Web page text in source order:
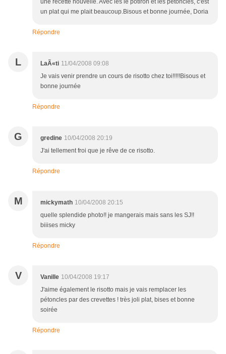
une recette nouvelle. Avec les le potiron et les pétoncles, c'est
un plat qui me plait beaucoup.Bisous et bonne journée, Doria
Répondre
L LaÃ«ti 11/04/2008 09:08
Je vais venir prendre un cours de risotto chez toi!!!!!Bisous et
bonne journée
Répondre
G gredine 10/04/2008 20:19
J'ai tellement froi que je rêve de ce risotto.
Répondre
M mickymath 10/04/2008 20:15
quelle splendide photo!! je mangerais mais sans les SJ!!
biiises micky
Répondre
V Vanille 10/04/2008 19:17
J'aime également le risotto mais je vais remplacer les
pétoncles par des crevettes ! très joli plat, bises et bonne
soirée
Répondre